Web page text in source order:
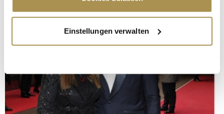
Informationen über Ihre geografische Lage
erfassen, welche bis auf einige Meter genau sein
bestimmten Merkmalen (Fingerprinting) identifizieren
Erfahren Sie mehr darüber, wie Ihre persönlichen Daten
verarbeitet werden, und legen Sie Ihre Präferenzen im
Einstellungen verwalten